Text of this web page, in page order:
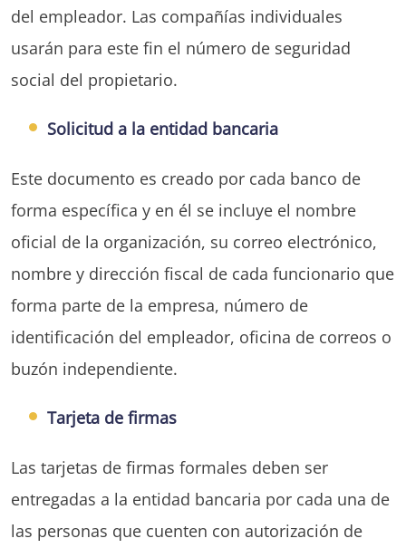
del empleador. Las compañías individuales
usarán para este fin el número de seguridad
social del propietario.
Solicitud a la entidad bancaria
Este documento es creado por cada banco de
forma específica y en él se incluye el nombre
oficial de la organización, su correo electrónico,
nombre y dirección fiscal de cada funcionario que
forma parte de la empresa, número de
identificación del empleador, oficina de correos o
buzón independiente.
Tarjeta de firmas
Las tarjetas de firmas formales deben ser
entregadas a la entidad bancaria por cada una de
las personas que cuenten con autorización de